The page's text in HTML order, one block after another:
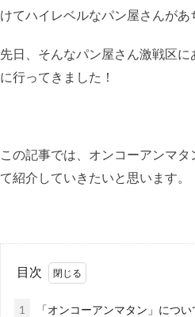
けてハイレベルなパン屋さんがあ
先日、そんなパン屋さん激戦区に
に行ってきました！
この記事では、オンコーアンマタ
て紹介していきたいと思います。
目次
1 「オンコーアンマタン」につい